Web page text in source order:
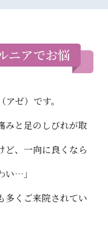
ニアでお悩
ゼ）です。
みと足のしびれが取
ど、一向に良くなら
い…」
多くご来院されてい